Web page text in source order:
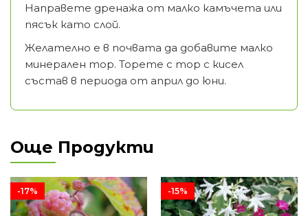
Направете дренажа от малко камъчета или
пясък като слой.
Желателно е в почвата да добавите малко
минерален тор. Торете с тор с кисел
състав в периода от април до юни.
Още Продукти
-17% -15%